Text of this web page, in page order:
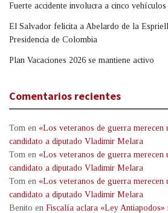
Fuerte accidente involucra a cinco
El Salvador felicita a Abelardo de la
Presidencia de Colombia
Plan Vacaciones 2026 se mantiene activo
Comentarios recientes
Tom en «Los veteranos de guerra merecen
candidato a diputado Vladimir Melara
Tom en «Los veteranos de guerra merecen
candidato a diputado Vladimir Melara
Tom en «Los veteranos de guerra merecen
candidato a diputado Vladimir Melara
Benito en Fiscalía aclara «Ley Antiapodos»